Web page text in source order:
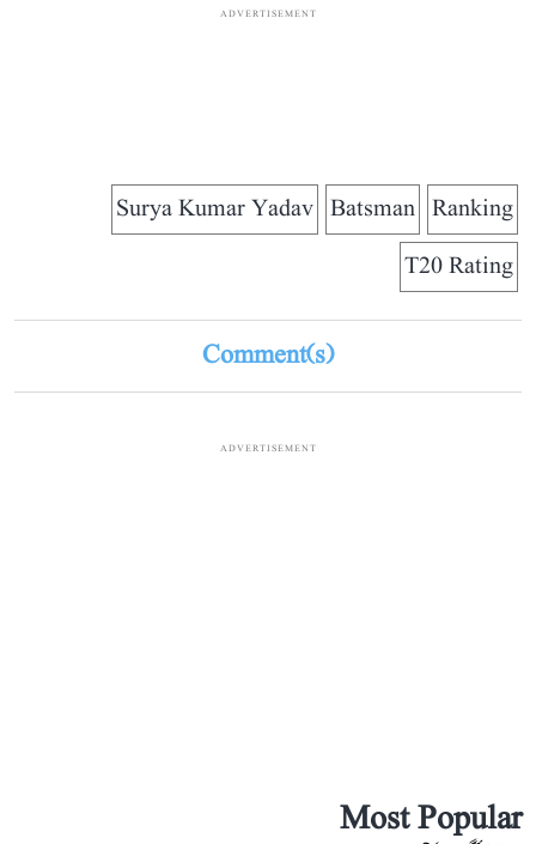
ADVERTISEMENT
Ranking
Batsman
Surya Kumar Yadav
T20 Rating
Comment(s)
ADVERTISEMENT
Most Popular